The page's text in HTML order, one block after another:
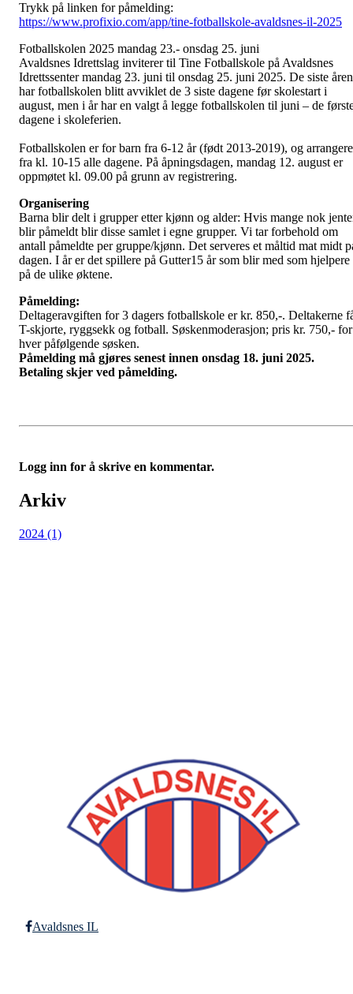
Trykk på linken for påmelding:
https://www.profixio.com/app/tine-fotballskole-avaldsnes-il-2025
Fotballskolen 2025 mandag 23.- onsdag 25. juni
Avaldsnes Idrettslag inviterer til Tine Fotballskole på Avaldsnes
Idrettssenter mandag 23. juni til onsdag 25. juni 2025. De siste
har fotballskolen blitt avviklet de 3 siste dagene før skolestart i
august, men i år har en valgt å legge fotballskolen til juni – de
dagene i skoleferien.
Fotballskolen er for barn fra 6-12 år (født 2013-2019), og
fra kl. 10-15 alle dagene. På åpningsdagen, mandag 12. august er
oppmøtet kl. 09.00 på grunn av registrering.
Organisering
Barna blir delt i grupper etter kjønn og alder: Hvis mange nok
blir påmeldt blir disse samlet i egne grupper. Vi tar forbehold om
antall påmeldte per gruppe/kjønn. Det serveres et måltid mat midt
dagen. I år er det spillere på Gutter15 år som blir med som hjelpere
på de ulike øktene.
Påmelding:
Deltageravgiften for 3 dagers fotballskole er kr. 850,-. Deltakerne
T-skjorte, ryggsekk og fotball. Søskenmoderasjon; pris kr. 750,- for
hver påfølgende søsken.
Påmelding må gjøres senest innen onsdag 18. juni 2025.
Betaling skjer ved påmelding.
Logg inn for å skrive en kommentar.
Arkiv
2024 (1)
Avaldsnes IL